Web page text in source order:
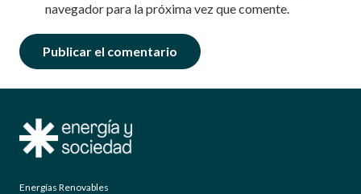
navegador para la próxima vez que comente.
Publicar el comentario
Energías Renovables